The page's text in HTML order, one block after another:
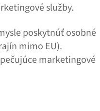
služby.
poskytnúť osobné
mimo EU).
marketingové